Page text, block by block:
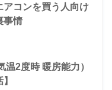
コンを買う人向け
事情
2度時 暖房能力）